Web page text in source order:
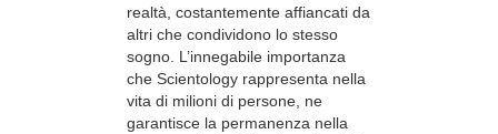
realtà, costantemente affiancati da
altri che condividono lo stesso
sogno. L’innegabile importanza
che Scientology rappresenta nella
vita di milioni di persone, ne
garantisce la permanenza nella